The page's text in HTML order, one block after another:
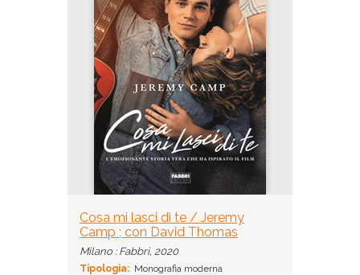
Cosa mi lasci di te / Jeremy
Camp ; con David Thomas
Milano : Fabbri, 2020
Tipologia: Monografia moderna